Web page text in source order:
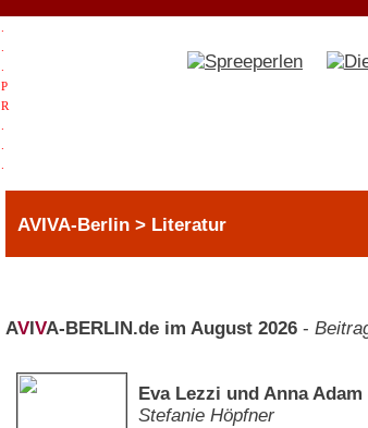
P
R
AVIVA-Berlin > Literatur
AV VA-BERLIN.de im August 2026 -
Eva Lezzi und Anna
Stefanie Höpfner